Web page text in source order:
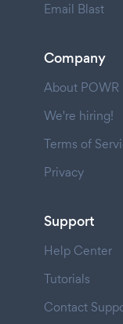
Email Blast
Company
About POWR
We're hiring!
Terms of
Privacy
Support
Help Center
Tutorials
Contact